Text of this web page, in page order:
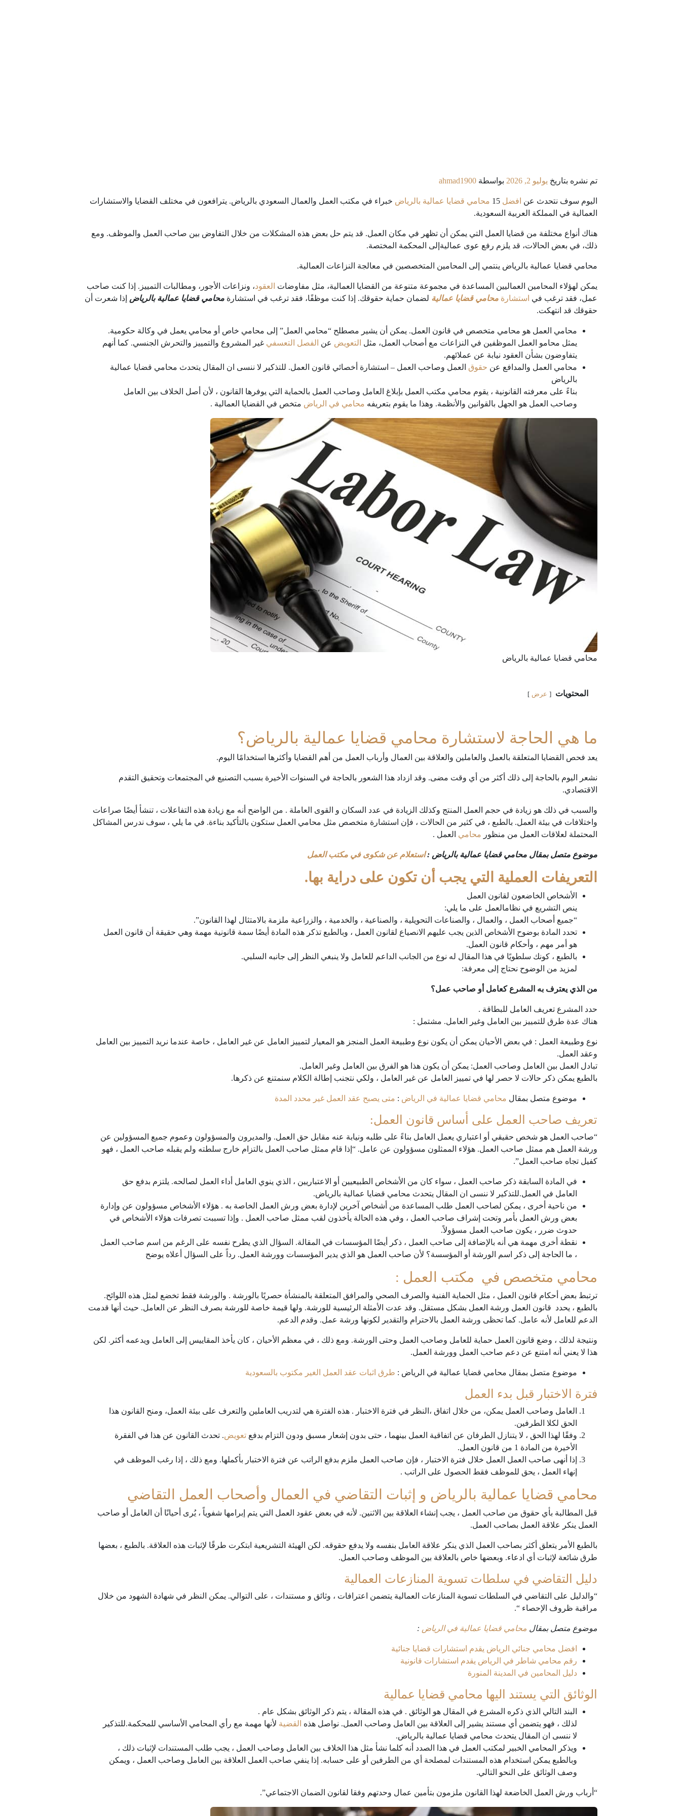
تم نشره بتاريخ يوليو 2, 2026 بواسطة ahmad1900
اليوم سوف نتحدث عن افضل محامي قضايا عمالية بالرياض خبراء في مكتب العمل والعمال السعودي بالرياض. يترافعون في مختلف القضايا والاستشارات
العمالية في المملكة العربية السعودية.
هناك أنواع مختلفة من قضايا العمل التي يمكن أن تظهر في مكان العمل. قد يتم حل بعض هذه المشكلات من خلال التفاوض بين صاحب العمل والموظف. ومع
ذلك، في بعض الحالات، قد يلزم رفع عوى عماليةإلى المحكمة المختصة.
محامي قضايا عمالية بالرياض ينتمي إلى المحامين المتخصصين في معالجة النزاعات العمالية.
يمكن لهؤلاء المحامين العماليين المساعدة في مجموعة متنوعة من القضايا العمالية، مثل مفاوضات العقود، ونزاعات الأجور، ومطالبات التمييز. إذا كنت صاحب
عمل، فقد ترغب في استشارة محامي قضايا عمالية لضمان حماية حقوقك. إذا كنت موظفًا، فقد ترغب في استشارة محامي قضايا عمالية بالرياض إذا شعرت أن
حقوقك قد انتهكت.
محامي العمل هو محامي متخصص في قانون العمل. يمكن أن يشير مصطلح “محامي العمل” إلى محامي خاص أو محامي يعمل في وكالة حكومية.
يمثل محامو العمل الموظفين في النزاعات مع أصحاب العمل، مثل التعويض عن الفصل التعسفي غير المشروع والتمييز والتحرش الجنسي. كما أنهم
يتفاوضون بشأن العقود نيابة عن عملائهم.
محامي العمل والمدافع عن حقوق العمل وصاحب العمل – استشارة أخصائي قانون العمل. للتذكير لا ننسى ان المقال يتحدث محامي قضايا عمالية
بالرياض
بناءً على معرفته القانونية ، يقوم محامي مكتب العمل بإبلاغ العامل وصاحب العمل بالحماية التي يوفرها القانون ، لأن أصل الخلاف بين العامل
وصاحب العمل هو الجهل بالقوانين والأنظمة. وهذا ما يقوم بتعريفه محامي في الرياض متخص في القضايا العمالية .
محامي قضايا عمالية بالرياض
المحتويات عرض
ما هي الحاجة لاستشارة محامي قضايا عمالية بالرياض؟
يعد فحص القضايا المتعلقة بالعمل والعاملين والعلاقة بين العمال وأرباب العمل من أهم القضايا وأكثرها استخدامًا اليوم.
نشعر اليوم بالحاجة إلى ذلك أكثر من أي وقت مضى. وقد ازداد هذا الشعور بالحاجة في السنوات الأخيرة بسبب التصنيع في المجتمعات وتحقيق التقدم
الاقتصادي.
والسبب في ذلك هو زيادة في حجم العمل المنتج وكذلك الزيادة في عدد السكان و القوى العاملة . من الواضح أنه مع زيادة هذه التفاعلات ، تنشأ أيضًا صراعات
واختلافات في بيئة العمل. بالطبع ، في كثير من الحالات ، فإن استشارة متخصص مثل محامي العمل ستكون بالتأكيد بناءة. في ما يلي ، سوف ندرس المشاكل
المحتملة لعلاقات العمل من منظور محامي العمل .
موضوع متصل بمقال محامي قضايا عمالية بالرياض :استعلام عن شكوى في مكتب العمل
التعريفات العملية التي يجب أن تكون على دراية بها.
الأشخاص الخاضعون لقانون العمل
ينص التشريع في نظامالعمل على ما يلي:
“جميع أصحاب العمل ، والعمال ، والصناعات التحويلية ، والصناعية ، والخدمية ، والزراعية ملزمة بالامتثال لهذا القانون”.
تحدد المادة بوضوح الأشخاص الذين يجب عليهم الانصياع لقانون العمل ، وبالطبع تذكر هذه المادة أيضًا سمة قانونية مهمة وهي حقيقة أن قانون العمل
هو أمر مهم ، وأحكام قانون العمل.
بالطبع ، كونك سلطويًا في هذا المقال له نوع من الجانب الداعم للعامل ولا ينبغي النظر إلى جانبه السلبي.
لمزيد من الوضوح نحتاج إلى معرفة:
من الذي يعترف به المشرع كعامل أو صاحب عمل؟
حدد المشرع تعريف العامل للبطاقة .
هناك عدة طرق للتمييز بين العامل وغير العامل. مشتمل :
نوع وطبيعة العمل : في بعض الأحيان يمكن أن يكون نوع وطبيعة العمل المنجز هو المعيار لتمييز العامل عن غير العامل ، خاصة عندما نريد التمييز بين العامل
وعقد العمل.
تبادل العمل بين العامل وصاحب العمل: يمكن أن يكون هذا هو الفرق بين العامل وغير العامل.
بالطبع يمكن ذكر حالات لا حصر لها في تمييز العامل عن غير العامل ، ولكي نتجنب إطالة الكلام سنمتنع عن ذكرها.
موضوع متصل بمقال محامي قضايا عمالية في الرياض : متى يصبح عقد العمل غير محدد المدة
تعريف صاحب العمل على أساس قانون العمل:
“صاحب العمل هو شخص حقيقي أو اعتباري يعمل العامل بناءً على طلبه ونيابة عنه مقابل حق العمل. والمديرون والمسؤولون وعموم جميع المسؤولين عن
ورشة العمل هم ممثل صاحب العمل. هؤلاء الممثلون مسؤولون عن عامل. “إذا قام ممثل صاحب العمل بالتزام خارج سلطته ولم يقبله صاحب العمل ، فهو
كفيل تجاه صاحب العمل”.
في المادة السابقة ذكر صاحب العمل ، سواء كان من الأشخاص الطبيعيين أو الاعتباريين ، الذي ينوي العامل أداء العمل لصالحه. يلتزم بدفع حق
العامل في العمل.للتذكير لا ننسى ان المقال يتحدث محامي قضايا عمالية بالرياض.
من ناحية أخرى ، يمكن لصاحب العمل طلب المساعدة من أشخاص آخرين لإدارة بعض ورش العمل الخاصة به . هؤلاء الأشخاص مسؤولون عن وإدارة
بعض ورش العمل بأمر وتحت إشراف صاحب العمل ، وفي هذه الحالة يأخذون لقب ممثل صاحب العمل . وإذا تسببت تصرفات هؤلاء الأشخاص في
حدوث ضرر ، يكون صاحب العمل مسؤولاً.
نقطة أخرى مهمة هي أنه بالإضافة إلى صاحب العمل ، ذكر أيضًا المؤسسات في المقالة. السؤال الذي يطرح نفسه على الرغم من اسم صاحب العمل
، ما الحاجة إلى ذكر اسم الورشة أو المؤسسة؟ لأن صاحب العمل هو الذي يدير المؤسسات وورشة العمل. رداً على السؤال أعلاه يوضح
محامي متخصص في مكتب العمل :
ترتبط بعض أحكام قانون العمل ، مثل الحماية الفنية والصرف الصحي والمرافق المتعلقة بالمنشأة حصريًا بالورشة . والورشة فقط تخضع لمثل هذه اللوائح.
بالطبع ، يحدد قانون العمل ورشة العمل بشكل مستقل. وقد عدت الأمثلة الرئيسية للورشة. ولها قيمة خاصة للورشة بصرف النظر عن العامل. حيث أنها قدمت
الدعم للعامل لأنه عامل. كما تحظى ورشة العمل بالاحترام والتقدير لكونها ورشة عمل. وقدم الدعم.
ونتيجة لذلك ، وضع قانون العمل حماية للعامل وصاحب العمل وحتى الورشة. ومع ذلك ، في معظم الأحيان ، كان يأخذ المقاييس إلى العامل ويدعمه أكثر. لكن
هذا لا يعني أنه امتنع عن دعم صاحب العمل وورشة العمل.
موضوع متصل بمقال محامي قضايا عمالية في الرياض : طرق اثبات عقد العمل الغير مكتوب بالسعودية
فترة الاختبار قبل بدء العمل
العامل وصاحب العمل يمكن، من خلال اتفاق ،النظر في فترة الاختبار . هذه الفترة هي لتدريب العاملين والتعرف على بيئة العمل، ومنح القانون هذا
الحق لكلا الطرفين.
وفقًا لهذا الحق ، لا يتنازل الطرفان عن اتفاقية العمل بينهما ، حتى بدون إشعار مسبق ودون التزام بدفع تعويض. تحدث القانون عن هذا في الفقرة
الأخيرة من المادة 1 من قانون العمل.
إذا أنهى صاحب العمل العمل خلال فترة الاختبار ، فإن صاحب العمل ملزم بدفع الراتب عن فترة الاختبار بأكملها. ومع ذلك ، إذا رغب الموظف في
إنهاء العمل ، يحق للموظف فقط الحصول على الراتب .
محامي قضايا عمالية بالرياض و إثبات التقاضي في العمال وأصحاب العمل التقاضي
قبل المطالبة بأي حقوق من صاحب العمل ، يجب إنشاء العلاقة بين الاثنين. لأنه في بعض عقود العمل التي يتم إبرامها شفوياً ، يُرى أحيانًا أن العامل أو صاحب
العمل ينكر علاقة العمل بصاحب العمل.
بالطبع الأمر يتعلق أكثر بصاحب العمل الذي ينكر علاقة العامل بنفسه ولا يدفع حقوقه. لكن الهيئة التشريعية ابتكرت طرقًا لإثبات هذه العلاقة. بالطبع ، بعضها
طرق شائعة لإثبات أي ادعاء. وبعضها خاص بالعلاقة بين الموظف وصاحب العمل.
دليل التقاضي في سلطات تسوية المنازعات العمالية
“والدليل على التقاضي في السلطات تسوية المنازعات العمالية يتضمن اعترافات ، وثائق و مستندات ، على التوالي. يمكن النظر في شهادة الشهود من خلال
مراقبة ظروف الإحصاء “.
موضوع متصل بمقال محامي قضايا عمالية في الرياض :
افضل محامي جنائي الرياض يقدم استشارات قضايا جنائية
رقم محامي شاطر في الرياض يقدم استشارات قانونية
دليل المحامين في المدينة المنورة
الوثائق التي يستند اليها محامي قضايا عمالية
البند التالي الذي ذكره المشرع في المقال هو الوثائق . في هذه المقالة ، يتم ذكر الوثائق بشكل عام .
لذلك ، فهو يتضمن أي مستند يشير إلى العلاقة بين العامل وصاحب العمل. نواصل هذه القضية لأنها مهمة مع رأي المحامي الأساسي للمحكمة.للتذكير
لا ننسى ان المقال يتحدث محامي قضايا عمالية بالرياض.
ويذكر المحامي الخبير لمكتب العمل في هذا الصدد أنه كلما نشأ مثل هذا الخلاف بين العامل وصاحب العمل ، يجب طلب المستندات لإثبات ذلك ،
وبالطبع يمكن استخدام هذه المستندات لمصلحة أي من الطرفين أو على حسابه. إذا ينفي صاحب العمل العلاقة بين العامل وصاحب العمل ، ويمكن
وصف الوثائق على النحو التالي.
“أرباب ورش العمل الخاضعة لهذا القانون ملزمون بتأمين عمال وحدتهم وفقا لقانون الضمان الاجتماعي”.